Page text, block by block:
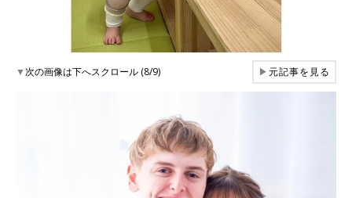
▼次の画像は下へスクロール (8/9) ▶元記事を見る